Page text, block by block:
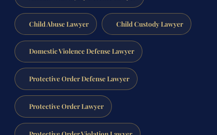
Child Abuse Lawyer Child Custody Lawyer
Domestic Violence Defense Lawyer
Protective Order Defense Lawyer
Protective Order Lawyer